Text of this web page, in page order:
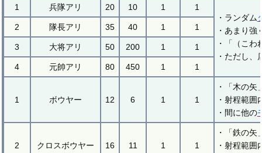
1 兵隊アリ 20 10 1
1
・ランダム
・あまり
・「（こ
・ただし
2 隊長アリ 35 40 1 1
3 大将アリ 50 200 1 1
4 元帥アリ 80 450 1 1
1 ボウヤー 12 6 1 1
・「木の矢
・射程範
・間に他の
2 クロスボウヤー 16 11 1 1
・「鉄の矢
・射程範